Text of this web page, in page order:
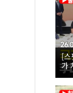
[스
가